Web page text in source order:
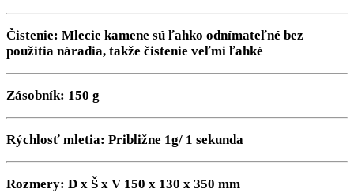
Čistenie: Mlecie kamene sú ľahko odnímateľné bez
použitia náradia, takže čistenie veľmi ľahké
Zásobník: 150 g
Rýchlosť mletia: Približne 1g/ 1 sekunda
Rozmery: D x Š x V 150 x 130 x 350 mm